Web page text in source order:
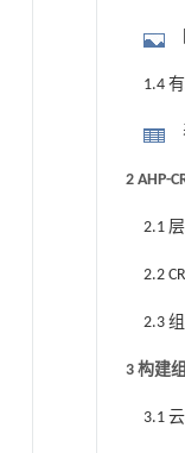
1.4
2 AHP-
2.1
2.2
2.3
3 构建
3.1